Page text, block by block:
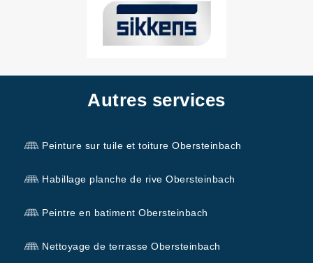
Autres services
Peinture sur tuile et toiture Obersteinbach
Habillage planche de rive Obersteinbach
Peintre en batiment Obersteinbach
Nettoyage de terrasse Obersteinbach